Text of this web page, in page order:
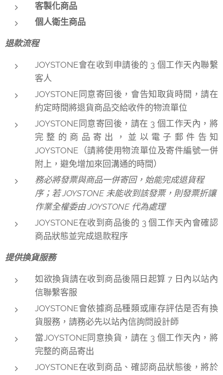
客製化商品
個人衛生商品
退款流程
JOYSTONE會在收到申請後的 3 個工作天內聯繫
客人
JOYSTONE同意寄回後，會告知取貨時間，請在
約定時間將退貨商品交給收件的物流單位
JOYSTONE同意寄回後，請在 3 個工作天內，將
完整的商品寄出，並以電子郵件告知
JOYSTONE（請將使用物流單位及寄件編號一併
附上，避免增加來回溝通的時間）
務必將發票與商品一併寄回，始能完成退貨程
序；若 JOYSTONE 未能收到該發票，則發票折讓
作業全權委由 JOYSTONE 代為處理
JOYSTONE在收到商品後的 3 個工作天內會確認
商品狀態並完成退款程序
提供換貨服務
如欲換貨請在收到商品後隔日起算 7 日內以站內
信聯繫客服
JOYSTONE會依據商品種類或庫存評估是否有換
貨服務，請務必先以站內信詢問設計師
當JOYSTONE同意換貨，請在 3 個工作天內，將
完整的商品寄出
JOYSTONE在收到商品、確認商品狀態後，將於